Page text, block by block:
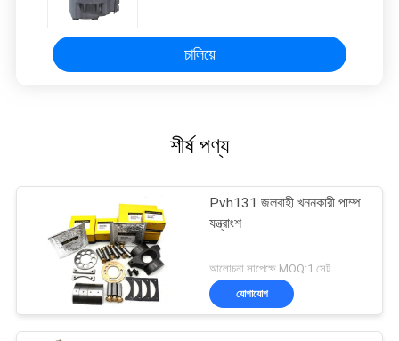
চালিয়ে
শীর্ষ পণ্য
Pvh131 জলবাহী খননকারী পাম্প
যন্ত্রাংশ
আলোচনা সাপেক্ষে MOQ:1 সেট
যোগাযোগ